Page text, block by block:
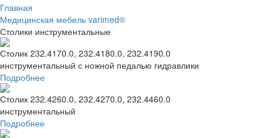
Главная
Медицинская мебель varimed®
Столики инструментальные
Столик 232.4170.0, 232.4180.0, 232.4190.0
инструментальный с ножной педалью гидравлики
Подробнее
Столик 232.4260.0, 232.4270.0, 232.4460.0
инструментальный
Подробнее